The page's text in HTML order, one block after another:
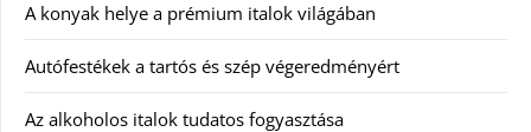
A konyak helye a prémium italok világában
Autófestékek a tartós és szép végeredményért
Az alkoholos italok tudatos fogyasztása